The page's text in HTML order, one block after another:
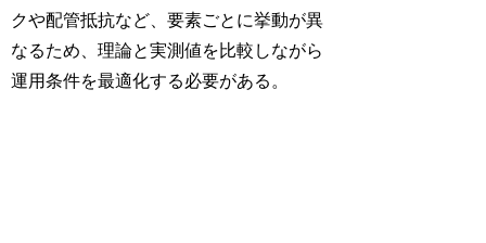
クや配管抵抗など、要素ごとに挙動が異
なるため、理論と実測値を比較しながら
運用条件を最適化する必要がある。